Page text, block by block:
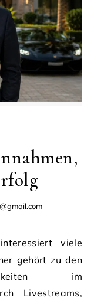
viele
gehört zu den
im
Livestreams,